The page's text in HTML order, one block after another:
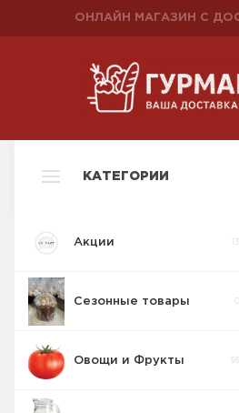
ОНЛАЙН МАГАЗИН С
КАТЕГОРИИ
Акции 13
Сезонные товары
Овощи и Фрукты 95